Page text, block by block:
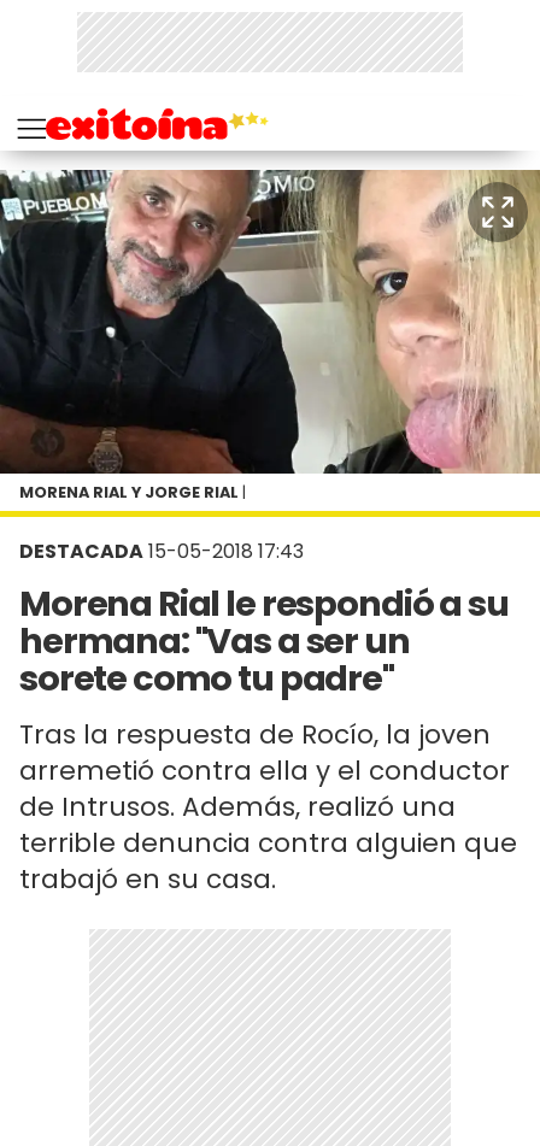
DESTACADA15-05-2018 17:43
Morena Rial le respondió a su
hermana: "Vas a ser un
sorete como tu padre"
Tras la respuesta de Rocío, la joven
arremetió contra ella y el conductor
de Intrusos. Además, realizó una
terrible denuncia contra alguien que
trabajó en su casa.
MORENA RIAL Y JORGE RIAL |